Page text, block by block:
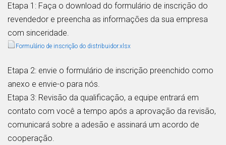
Etapa 1: Faça o download do formulário de inscrição do
revendedor e preencha as informações da sua empresa
com sinceridade.
Formulário de inscrição do distribuidor.xlsx
Etapa 2: envie o formulário de inscrição preenchido como
anexo e envie-o para nós.
Etapa 3: Revisão da qualificação, a equipe entrará em
contato com você a tempo após a aprovação da revisão,
comunicará sobre a adesão e assinará um acordo de
cooperação.